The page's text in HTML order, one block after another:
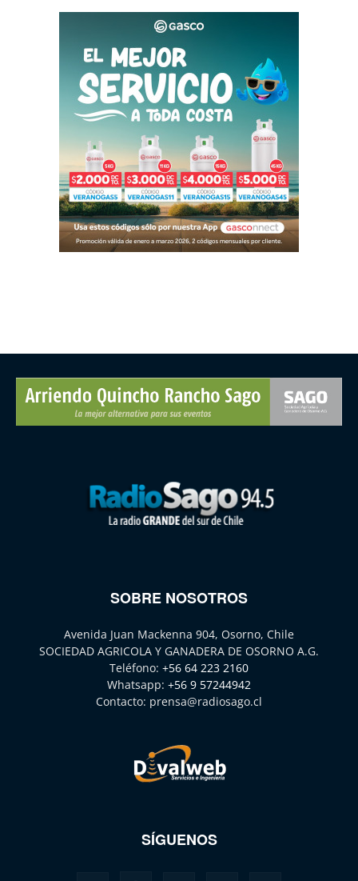
SOBRE NOSOTROS
Avenida Juan Mackenna 904, Osorno, Chile
SOCIEDAD AGRICOLA Y GANADERA DE OSORNO A.G.
Teléfono: +56 64 223 2160
Whatsapp: +56 9 57244942
Contacto: prensa@radiosago.cl
SÍGUENOS